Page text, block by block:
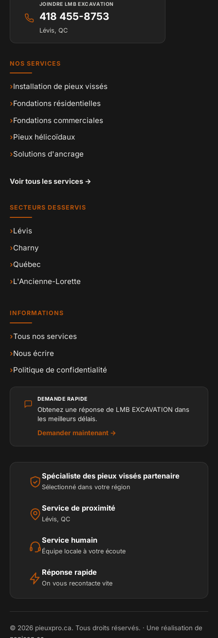
JOINDRE LMB EXCAVATION
418 455-8753
Lévis, QC
NOS SERVICES
›Installation de pieux vissés
›Fondations résidentielles
›Fondations commerciales
›Pieux hélicoïdaux
›Solutions d'ancrage
Voir tous les services →
SECTEURS DESSERVIS
›Lévis
›Charny
›Québec
›L'Ancienne-Lorette
INFORMATIONS
›Tous nos services
›Nous écrire
›Politique de confidentialité
DEMANDE RAPIDE
Obtenez une réponse de LMB EXCAVATION dans
les meilleurs délais.
Demander maintenant →
Spécialiste des pieux vissés partenaire
Sélectionné dans votre région
Service de proximité
Lévis, QC
Service humain
Équipe locale à votre écoute
Réponse rapide
On vous recontacte vite
© 2026 pieuxpro.ca. Tous droits réservés. · Une réalisation de